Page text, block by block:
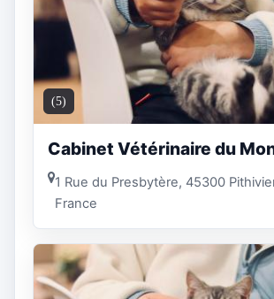
(5)
Cabinet Vétérinaire du
1 Rue du Presbytère, 45300
France